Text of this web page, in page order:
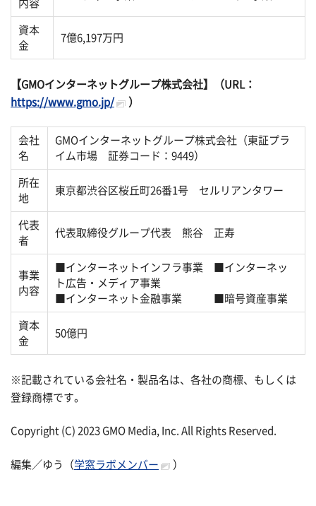
内容
資本
金
7億6,197万円
【GMOインターネットグループ株式会社】（URL：
https://www.gmo.jp/
）
会社
名
GMOインターネットグループ株式会社（東証プラ
イム市場 証券コード：9449）
所在
地
東京都渋谷区桜丘町26番1号 セルリアンタワー
代表
者
代表取締役グループ代表 熊谷 正寿
事業
内容
■インターネットインフラ事業 ■インターネッ
ト広告・メディア事業
■インターネット金融事業 ■暗号資産事業
資本
金
50億円
※記載されている会社名・製品名は、各社の商標、もしくは
登録商標です。
Copyright (C) 2023 GMO Media, Inc. All Rights Reserved.
編集／ゆう（学窓ラボメンバー ）